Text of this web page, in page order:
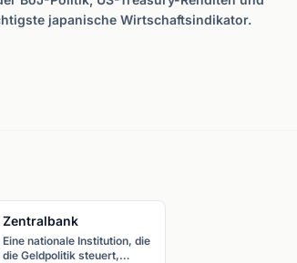
japanische Wirtschaftsindikator.
Zentralbank
Eine nationale Institution, die
die Geldpolitik steuert,